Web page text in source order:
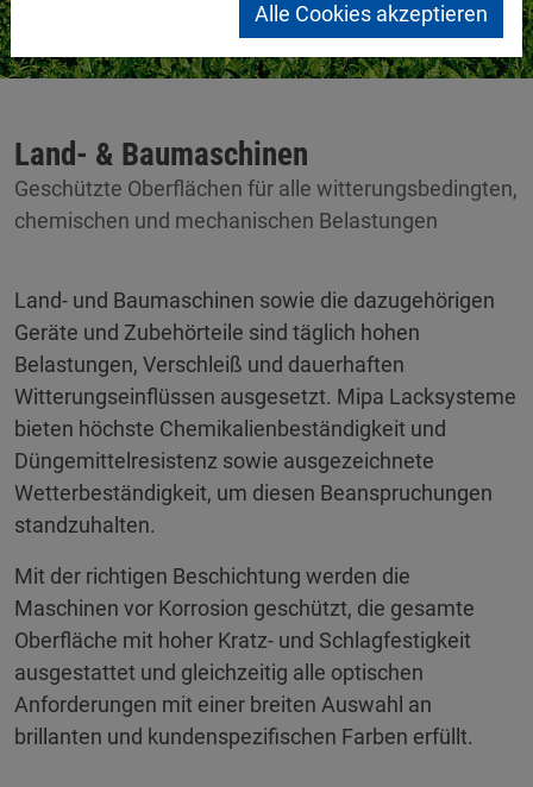
Land- & Baumaschinen
Geschützte Oberflächen für alle witterungsbedingten,
chemischen und mechanischen Belastungen
Land- und Baumaschinen sowie die dazugehörigen
Geräte und Zubehörteile sind täglich hohen
Belastungen, Verschleiß und dauerhaften
Witterungseinflüssen ausgesetzt. Mipa Lacksysteme
bieten höchste Chemikalienbeständigkeit und
Düngemittelresistenz sowie ausgezeichnete
Wetterbeständigkeit, um diesen Beanspruchungen
standzuhalten.
Mit der richtigen Beschichtung werden die
Maschinen vor Korrosion geschützt, die gesamte
Oberfläche mit hoher Kratz- und Schlagfestigkeit
ausgestattet und gleichzeitig alle optischen
Anforderungen mit einer breiten Auswahl an
brillanten und kundenspezifischen Farben erfüllt.
Alle Cookies akzeptieren